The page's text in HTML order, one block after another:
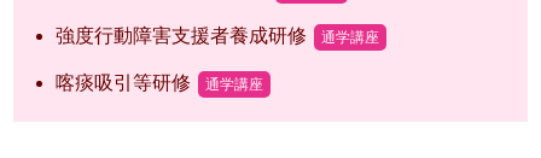
強度行動障害支援者養成研修 通学講座
喀痰吸引等研修 通学講座